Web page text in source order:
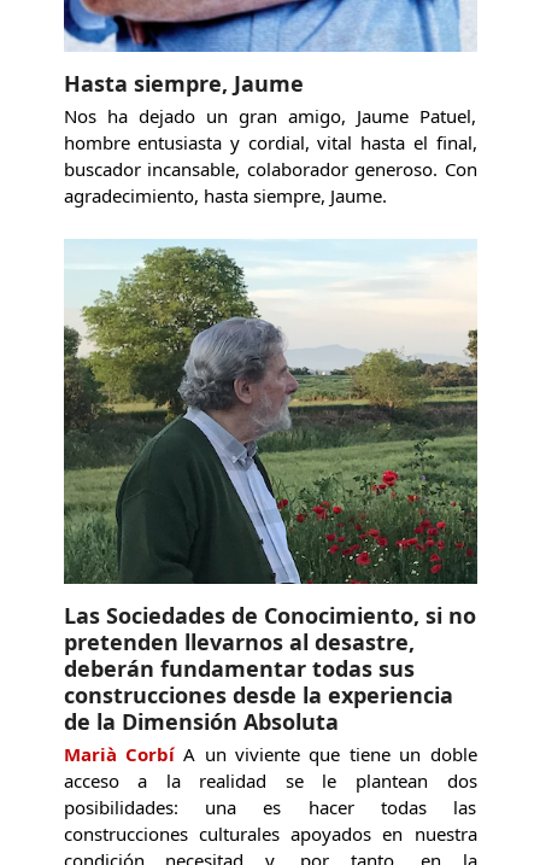
Hasta siempre, Jaume
Nos ha dejado un gran amigo, Jaume Patuel,
hombre entusiasta y cordial, vital hasta el final,
buscador incansable, colaborador generoso. Con
agradecimiento, hasta siempre, Jaume.
Las Sociedades de Conocimiento, si no
pretenden llevarnos al desastre,
deberán fundamentar todas sus
construcciones desde la experiencia
de la Dimensión Absoluta
Marià CorbíA un viviente que tiene un doble
acceso a la realidad se le plantean dos
posibilidades: una es hacer todas las
construcciones culturales apoyados en nuestra